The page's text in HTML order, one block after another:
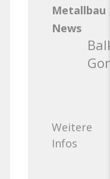
Metallbau
News
Weitere
Infos